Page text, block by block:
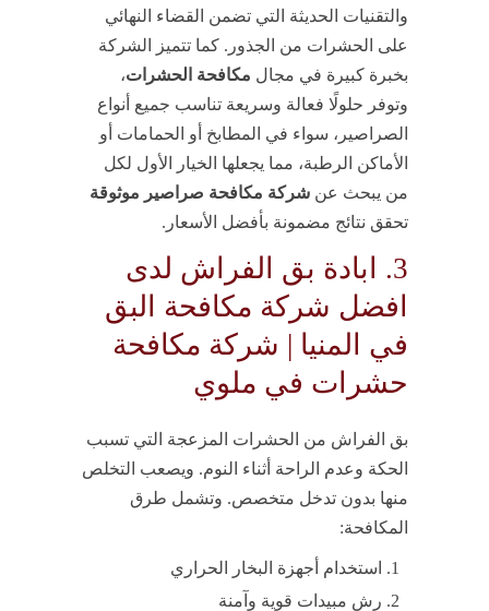
والتقنيات الحديثة التي تضمن القضاء النهائي
على الحشرات من الجذور. كما تتميز الشركة
بخبرة كبيرة في مجال مكافحة الحشرات،
وتوفر حلولًا فعالة وسريعة تناسب جميع أنواع
الصراصير، سواء في المطابخ أو الحمامات أو
الأماكن الرطبة، مما يجعلها الخيار الأول لكل
من يبحث عن شركة مكافحة صراصير موثوقة
تحقق نتائج مضمونة بأفضل الأسعار.
3. ابادة بق الفراش لدى
افضل شركة مكافحة البق
في المنيا | شركة مكافحة
حشرات في ملوي
بق الفراش من الحشرات المزعجة التي تسبب
الحكة وعدم الراحة أثناء النوم. ويصعب التخلص
منها بدون تدخل متخصص. وتشمل طرق
المكافحة:
استخدام أجهزة البخار الحراري
رش مبيدات قوية وآمنة